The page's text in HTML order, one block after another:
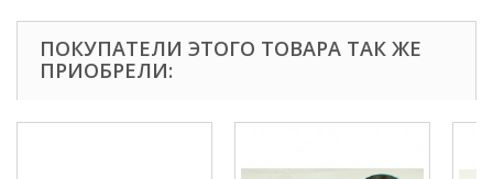
ПОКУПАТЕЛИ ЭТОГО ТОВАРА ТАК ЖЕ
ПРИОБРЕЛИ: